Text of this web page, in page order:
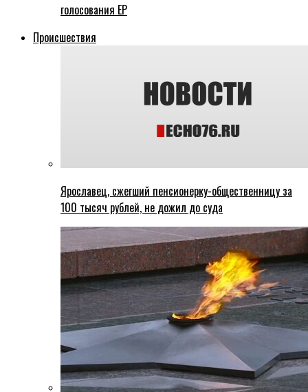
голосования ЕР
Происшествия
Ярославец, сжегший пенсионерку-общественницу за
100 тысяч рублей, не дожил до суда